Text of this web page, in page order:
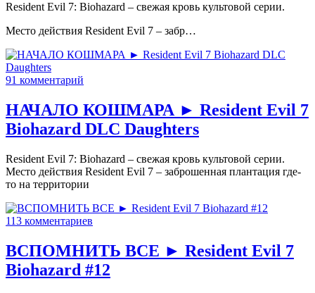
Resident Evil 7: Biohazard – свежая кровь культовой серии.
Место действия Resident Evil 7 – забр…
91 комментарий
НАЧАЛО КОШМАРА ► Resident Evil 7
Biohazard DLC Daughters
Resident Evil 7: Biohazard – свежая кровь культовой серии.
Место действия Resident Evil 7 – заброшенная плантация где-
то на территории
113 комментариев
ВСПОМНИТЬ ВСЕ ► Resident Evil 7
Biohazard #12